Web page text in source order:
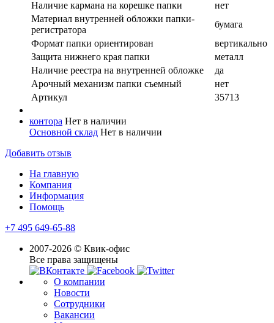
Наличие кармана на корешке папки
нет
Материал внутренней обложки папки-
регистратора
бумага
Формат папки ориентирован
вертикально
Защита нижнего края папки
металл
Наличие реестра на внутренней обложке
да
Арочный механизм папки съемный
нет
Артикул
35713
контора Нет в наличии
Основной склад Нет в наличии
Добавить отзыв
На главную
Компания
Информация
Помощь
+7 495 649-65-88
2007-2026 © Квик-офис
Все права защищены
О компании
Новости
Сотрудники
Вакансии